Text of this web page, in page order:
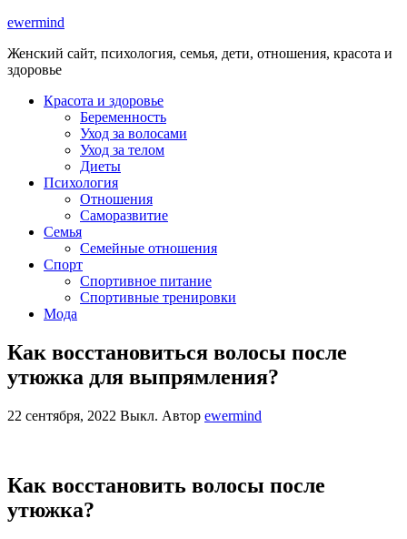
ewermind
Женский сайт, психология, семья, дети, отношения, красота и
здоровье
Красота и здоровье
Беременность
Уход за волосами
Уход за телом
Диеты
Психология
Отношения
Саморазвитие
Семья
Семейные отношения
Спорт
Спортивное питание
Спортивные тренировки
Мода
Как восстановиться волосы после
утюжка для выпрямления?
22 сентября, 2022 Выкл. Автор ewermind
Как восстановить волосы после
утюжка?